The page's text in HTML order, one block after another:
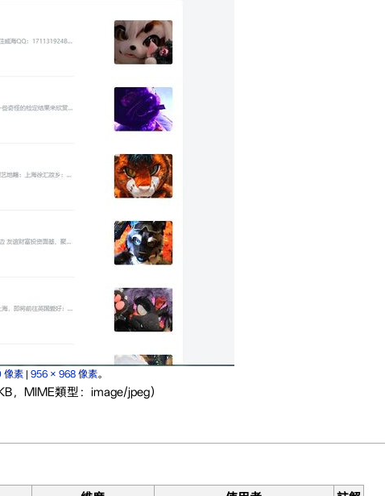
像素| 956 × 968 像素。
，MIME類型：image/jpeg）